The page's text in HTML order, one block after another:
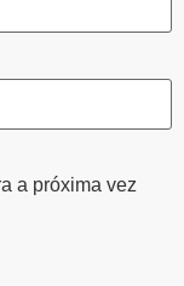
a próxima vez